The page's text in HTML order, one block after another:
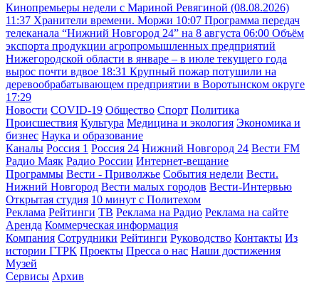
Кинопремьеры недели с Мариной Ревягиной (08.08.2026)
11:37 Хранители времени. Моржи 10:07 Программа передач
телеканала “Нижний Новгород 24” на 8 августа 06:00 Объём
экспорта продукции агропромышленных предприятий
Нижегородской области в январе – в июле текущего года
вырос почти вдвое 18:31 Крупный пожар потушили на
деревообрабатывающем предприятии в Воротынском округе
17:29
Новости COVID-19 Общество Спорт Политика
Происшествия Культура Медицина и экология Экономика и
бизнес Наука и образование
Каналы Россия 1 Россия 24 Нижний Новгород 24 Вести FM
Радио Маяк Радио России Интернет-вещание
Программы Вести - Приволжье События недели Вести.
Нижний Новгород Вести малых городов Вести-Интервью
Открытая студия 10 минут с Политехом
Реклама Рейтинги ТВ Реклама на Радио Реклама на сайте
Аренда Коммерческая информация
Компания Сотрудники Рейтинги Руководство Контакты Из
истории ГТРК Проекты Пресса о нас Наши достижения
Музей
Сервисы Архив